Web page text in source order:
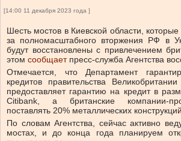
[14:00 11 декабря 2023 года ]
Шесть мостов в Киевской области,
за полномасштабного вторжения РФ в
будут восстановлены с привлечением
этом сообщаетпресс-служба Агентства
Отмечается, что Департамент
кредитов правительства
предоставляет гарантию на кредит в
Citibank, а британские компании-
поставлять 20% металлических
По словам Агентства, сейчас активно
мостах, и до конца года планируем